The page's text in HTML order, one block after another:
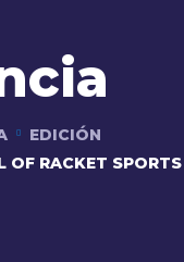
EDICIÓN
RACKET